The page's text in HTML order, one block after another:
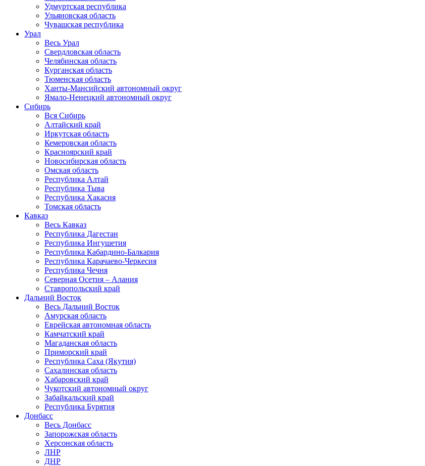
Удмуртская республика
Ульяновская область
Чувашская республика
Урал
Весь Урал
Свердловская область
Челябинская область
Курганская область
Тюменская область
Ханты-Мансийский автономный округ
Ямало-Ненецкий автономный округ
Сибирь
Вся Сибирь
Алтайский край
Иркутская область
Кемеровская область
Красноярский край
Новосибирская область
Омская область
Республика Алтай
Республика Тыва
Республика Хакасия
Томская область
Кавказ
Весь Кавказ
Республика Дагестан
Республика Ингушетия
Республика Кабардино-Балкария
Республика Карачаево-Черкесия
Республика Чечня
Северная Осетия – Алания
Ставропольский край
Дальний Восток
Весь Дальний Восток
Амурская область
Еврейская автономная область
Камчатский край
Магаданская область
Приморский край
Республика Саха (Якутия)
Сахалинская область
Хабаровский край
Чукотский автономный округ
Забайкальский край
Республика Бурятия
Донбасс
Весь Донбасс
Запорожская область
Херсонская область
ЛНР
ДНР